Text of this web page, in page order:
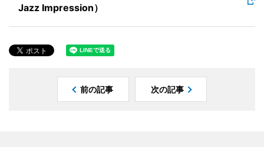
Jazz Impression）
前の記事 次の記事